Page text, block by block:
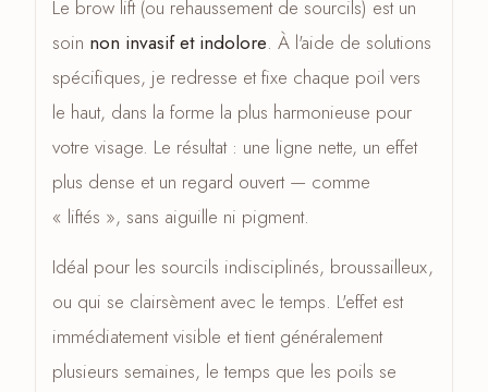
Le brow lift (ou rehaussement de sourcils) est un
soin non invasif et indolore. À l'aide de solutions
spécifiques, je redresse et fixe chaque poil vers
le haut, dans la forme la plus harmonieuse pour
votre visage. Le résultat : une ligne nette, un effet
plus dense et un regard ouvert — comme
« liftés », sans aiguille ni pigment.
Idéal pour les sourcils indisciplinés, broussailleux,
ou qui se clairsèment avec le temps. L'effet est
immédiatement visible et tient généralement
plusieurs semaines, le temps que les poils se